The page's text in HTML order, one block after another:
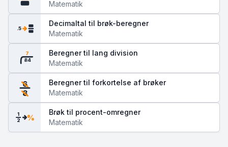
Matematik
.5
Decimaltal til brøk-beregner
Matematik
84
7
Beregner til lang division
Matematik
6
8
Beregner til forkortelse af brøker
Matematik
1
2 %
Brøk til procent-omregner
Matematik